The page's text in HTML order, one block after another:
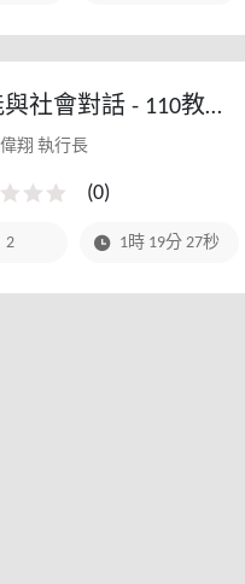
社會對話 - 110教師
坊
翔 執行長
(0)
2 1時 19分 27秒